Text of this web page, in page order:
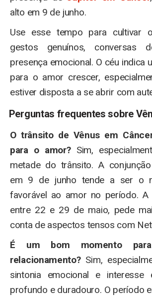
alto em 9 de junho.
Use esse tempo para cultivar
gestos genuínos, conversas
presença emocional. O céu indica
para o amor crescer,
estiver disposta a se abrir com
Perguntas frequentes sobre
O trânsito de Vênus em
para o amor?Sim,
metade do trânsito. A
em 9 de junho tende a ser o
favorável ao amor no período. A
entre 22 e 29 de maio, pede
conta de aspectos tensos com
É um bom momento
relacionamento?Sim,
sintonia emocional e interesse
profundo e duradouro. O período